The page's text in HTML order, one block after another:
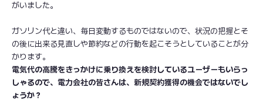
がいました。
ガソリン代と違い、毎日変動するものではないので、状況の把握とそ
の後に出来る見直しや節約などの行動を起こそうとしていることが分
かります。
電気代の高騰をきっかけに乗り換えを検討しているユーザーもいらっ
しゃるので、電力会社の皆さんは、新規契約獲得の機会ではないでし
ょうか？